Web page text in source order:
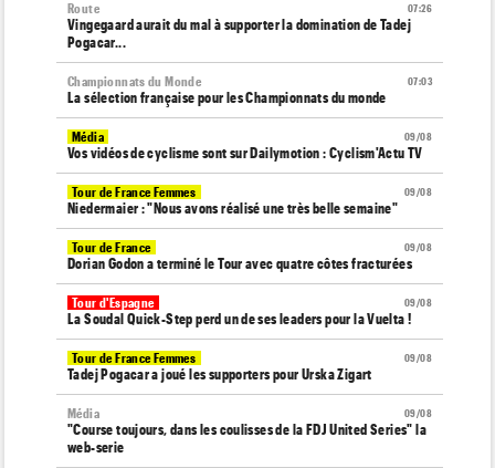
07:26
Route
Vingegaard aurait du mal à supporter la domination de Tadej
Pogacar...
07:03
Championnats du Monde
La sélection française pour les Championnats du monde
09/08
Média
Vos vidéos de cyclisme sont sur Dailymotion : Cyclism'Actu TV
09/08
Tour de France Femmes
Niedermaier : "Nous avons réalisé une très belle semaine"
09/08
Tour de France
Dorian Godon a terminé le Tour avec quatre côtes fracturées
09/08
Tour d'Espagne
La Soudal Quick-Step perd un de ses leaders pour la Vuelta !
09/08
Tour de France Femmes
Tadej Pogacar a joué les supporters pour Urska Zigart
09/08
Média
"Course toujours, dans les coulisses de la FDJ United Series" la
web-serie